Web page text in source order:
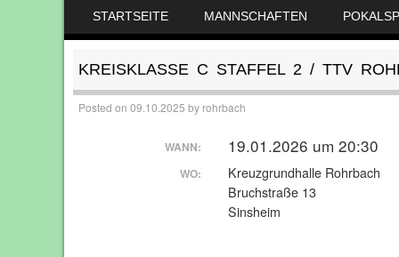
MENU
STARTSEITE MANNSCHAFTEN
KREISKLASSE C STAFFEL 2 / TTV
Posted on 09.10.2025 by rohrbach
WANN: 19.01.2026 um 20:30
WO:
Kreuzgrundhalle Rohrbach
Bruchstraße 13
Sinsheim